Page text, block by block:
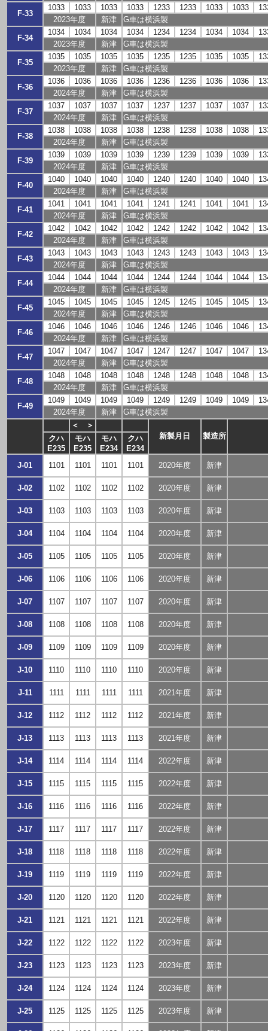
F-33
1033 1033 1033 1033 1233 1233 1033 1033
2023年度
新津 G車は横浜製
F-34
1034 1034 1034 1034 1234 1234 1034 1034
2023年度
新津 G車は横浜製
F-35
1035 1035 1035 1035 1235 1235 1035 1035
2023年度
新津 G車は横浜製
F-36
1036 1036 1036 1036 1236 1236 1036 1036
2024年度
新津 G車は横浜製
F-37
1037 1037 1037 1037 1237 1237 1037 1037
2024年度
新津 G車は横浜製
F-38
1038 1038 1038 1038 1238 1238 1038 1038
2024年度
新津 G車は横浜製
F-39
1039 1039 1039 1039 1239 1239 1039 1039
2024年度
新津 G車は横浜製
F-40
1040 1040 1040 1040 1240 1240 1040 1040
2024年度
新津 G車は横浜製
F-41
1041 1041 1041 1041 1241 1241 1041 1041
2024年度
新津 G車は横浜製
F-42
1042 1042 1042 1042 1242 1242 1042 1042
2024年度
新津 G車は横浜製
F-43
1043 1043 1043 1043 1243 1243 1043 1043
2024年度
新津 G車は横浜製
F-44
1044 1044 1044 1044 1244 1244 1044 1044
2024年度
新津 G車は横浜製
F-45
1045 1045 1045 1045 1245 1245 1045 1045
2024年度
新津 G車は横浜製
F-46
1046 1046 1046 1046 1246 1246 1046 1046
2024年度
新津 G車は横浜製
F-47
1047 1047 1047 1047 1247 1247 1047 1047
2024年度
新津 G車は横浜製
F-48
1048 1048 1048 1048 1248 1248 1048 1048
2024年度
新津 G車は横浜製
F-49
1049 1049 1049 1049 1249 1249 1049 1049
2024年度
新津
G車は横浜製
＜
＞
新製月日
製造所
クハ
E235
モハ
E235
モハ
E234
クハ
E234
J-01
1101 1101 1101 1101 2020年度 新津
J-02 1102 1102 1102 1102 2020年度 新津
J-03 1103 1103 1103 1103 2020年度 新津
J-04 1104 1104 1104 1104 2020年度 新津
J-05 1105 1105 1105 1105 2020年度 新津
J-06 1106 1106 1106 1106 2020年度 新津
J-07 1107 1107 1107 1107 2020年度 新津
J-08 1108 1108 1108 1108 2020年度 新津
J-09 1109 1109 1109 1109 2020年度 新津
J-10 1110 1110 1110 1110 2020年度 新津
J-11 1111 1111 1111 1111 2021年度 新津
J-12 1112 1112 1112 1112 2021年度 新津
J-13 1113 1113 1113 1113 2021年度 新津
J-14 1114 1114 1114 1114 2022年度 新津
J-15 1115 1115 1115 1115 2022年度 新津
J-16 1116 1116 1116 1116 2022年度 新津
J-17 1117 1117 1117 1117 2022年度 新津
J-18 1118 1118 1118 1118 2022年度 新津
J-19 1119 1119 1119 1119 2022年度 新津
J-20 1120 1120 1120 1120 2022年度 新津
J-21 1121 1121 1121 1121 2022年度 新津
J-22 1122 1122 1122 1122 2023年度 新津
J-23 1123 1123 1123 1123 2023年度 新津
J-24 1124 1124 1124 1124 2023年度 新津
J-25 1125 1125 1125 1125 2023年度 新津